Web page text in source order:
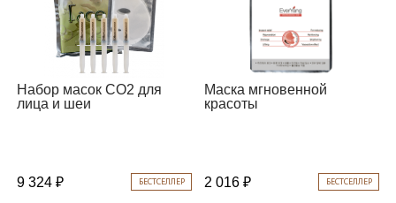
БЕСТСЕЛЛЕР
Набор масок СО2 для
лица и шеи
9 324 ₽ БЕСТСЕЛЛЕР
Маска мгновенной
красоты
2 016 ₽